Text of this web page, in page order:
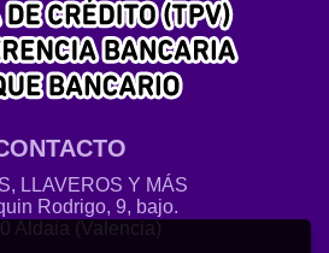
LLAVEROS Y MÁS
Rodrigo, 9, bajo.
Aldaia (Valencia)